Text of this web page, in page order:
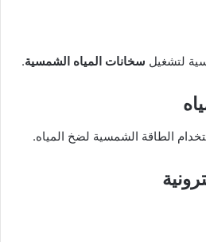
لتشغيل سخانات المياه الشمسية.
الطاقة الشمسية لضخ المياه.